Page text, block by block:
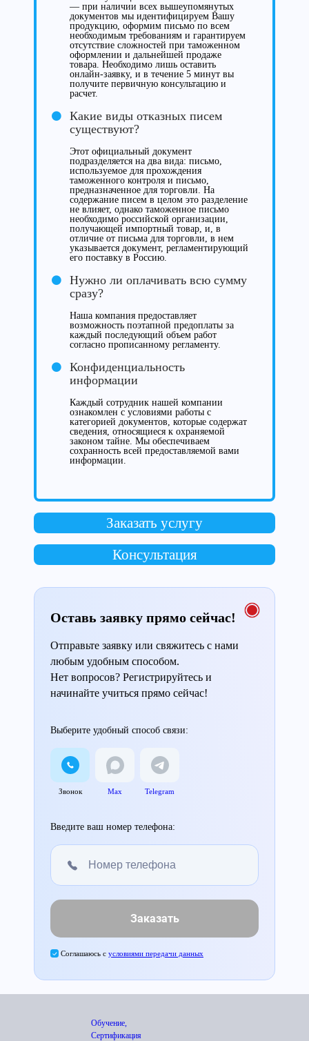
— при наличии всех вышеупомянутых
документов мы идентифицируем Вашу
продукцию, оформим письмо по всем
необходимым требованиям и гарантируем
отсутствие сложностей при таможенном
оформлении и дальнейшей продаже
товара. Необходимо лишь оставить
онлайн-заявку, и в течение 5 минут вы
получите первичную консультацию и
расчет.
Какие виды отказных писем
существуют?
Этот официальный документ
подразделяется на два вида: письмо,
используемое для прохождения
таможенного контроля и письмо,
предназначенное для торговли. На
содержание писем в целом это разделение
не влияет, однако таможенное письмо
необходимо российской организации,
получающей импортный товар, и, в
отличие от письма для торговли, в нем
указывается документ, регламентирующий
его поставку в Россию.
Нужно ли оплачивать всю сумму
сразу?
Наша компания предоставляет
возможность поэтапной предоплаты за
каждый последующий объем работ
согласно прописанному регламенту.
Конфиденциальность
информации
Каждый сотрудник нашей компании
ознакомлен с условиями работы с
категорией документов, которые содержат
сведения, относящиеся к охраняемой
законом тайне. Мы обеспечиваем
сохранность всей предоставляемой вами
информации.
Заказать услугу
Консультация
Оставь заявку прямо сейчас!
Отправьте заявку или свяжитесь с нами
любым удобным способом.
Нет вопросов? Регистрируйтесь и
начинайте учиться прямо сейчас!
Выберите удобный способ связи:
Звонок Max Telegram
Введите ваш номер телефона:
Заказать
Соглашаюсь с условиями передачи данных
Обучение,
Сертификация